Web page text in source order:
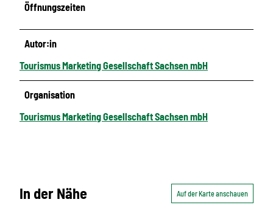
Öffnungszeiten
Autor:in
Tourismus Marketing Gesellschaft Sachsen mbH
Organisation
Tourismus Marketing Gesellschaft Sachsen mbH
In der Nähe Auf der Karte anschauen